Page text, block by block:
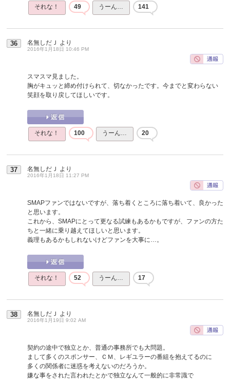
それな！ 49 うーん… 141
36 名無しだＪ より
2016年1月18日 10:46 PM
スマスマ見ました。
胸がキュッと締め付けられて、切なかったです。今までと変わらない
笑顔を取り戻してほしいです。
それな！ 100 うーん… 20
37 名無しだＪ より
2016年1月18日 11:27 PM
SMAPファンではないですが、落ち着くところに落ち着いて、良かった
と思います。
これから、SMAPにとって更なる試練もあるかもですが、ファンの方た
ちと一緒に乗り越えてほしいと思います。
義理もあるかもしれないけどファンを大事に…。
それな！ 52 うーん… 17
38 名無しだＪ より
2016年1月19日 9:02 AM
契約の途中で独立とか、普通の事務所でも大問題。
まして多くのスポンサー、ＣＭ、レギユラーの番組を抱えてるのに
多くの関係者に迷惑を考えないのだろうか。
嫌な事をされた言われたとかで独立なんて一般的に非常識で